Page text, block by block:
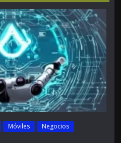
Móviles
Negocios